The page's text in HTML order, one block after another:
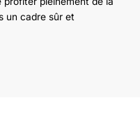
un cadre sûr et